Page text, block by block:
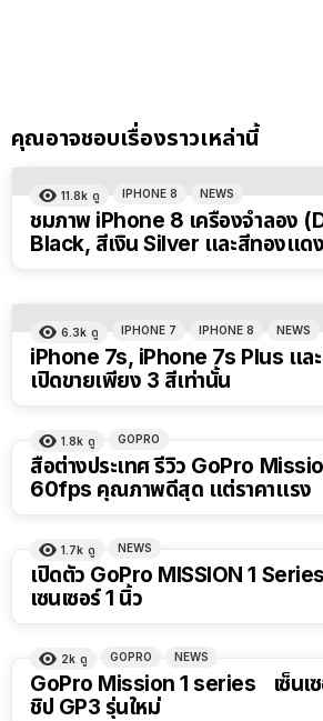
คุณอาจชอบเรื่องราวเหล่านี้
11.8k ดู IPHONE 8 NEWS
ชมภาพ iPhone 8 เครื่องจำลอง
Black, สีเงิน Silver และสีทองแด
6.3k ดู IPHONE 7 IPHONE 8 NEWS
iPhone 7s, iPhone 7s Plus แล
เปิดขายเพียง 3 สีเท่านั้น
1.8k ดู GOPRO
สื่อต่างประเทศ รีวิว GoPro
60fps คุณภาพดีสุด แต่ราคาแรง
1.7k ดู NEWS
เปิดตัว GoPro MISSION 1
เซนเซอร์ 1 นิ้ว
2k ดู GOPRO NEWS
GoPro Mission 1 series เซ็นเซ
ชิป GP3 รุ่นใหม่